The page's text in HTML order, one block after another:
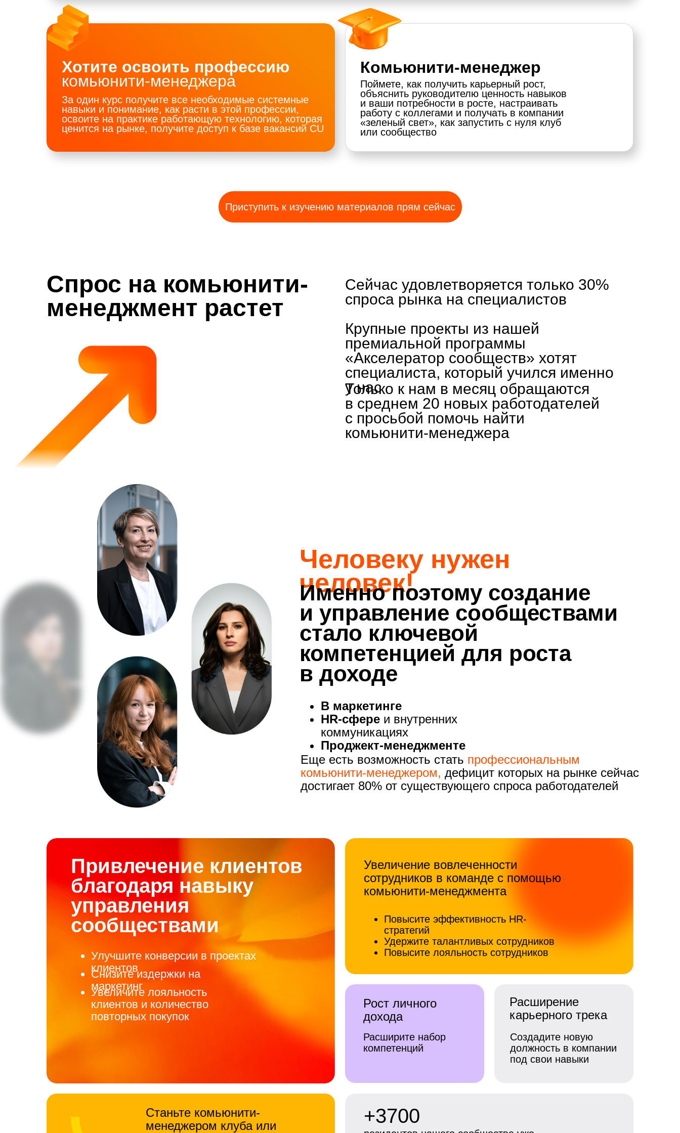
Хотите освоить профессию
комьюнити-менеджера
За один курс получите все необходимые системные
навыки и понимание, как расти в этой профессии,
освоите на практике работающую технологию, которая
ценится на рынке, получите доступ к базе вакансий CU
Комьюнити-менеджер
Поймете, как получить карьерный рост,
объяснить руководителю ценность навыков
и ваши потребности в росте, настраивать
работу с коллегами и получать в компании
«зеленый свет», как запустить с нуля клуб
или сообщество
Приступить к изучению материалов прям сейчас
Спрос на комьюнити-
менеджмент растет
Сейчас удовлетворяется только 30%
спроса рынка на специалистов
Крупные проекты из нашей
премиальной программы
«Акселератор сообществ» хотят
специалиста, который учился именно
у нас
Только к нам в месяц обращаются
в среднем 20 новых работодателей
с просьбой помочь найти
комьюнити-менеджера
Человеку нужен
человек!
В маркетинге
HR-сфере и внутренних
коммуникациях
Проджект-менеджменте
Еще есть возможность стать профессиональным
комьюнити-менеджером, дефицит которых на рынке сейчас
достигает 80% от существующего спроса работодателей
Именно поэтому создание
и управление сообществами
стало ключевой
компетенцией для роста
в доходе
Увеличение вовлеченности
сотрудников в команде с помощью
комьюнити-менеджмента
Привлечение клиентов
благодаря навыку
управления
сообществами
Создадите новую
должность в компании
под свои навыки
Расширение
карьерного трека
Улучшите конверсии в проектах
клиентов
Снизите издержки на
маркетинг
Повысите эффективность HR-
стратегий
Удержите талантливых сотрудников
Повысите лояльность сотрудников
Увеличите лояльность
клиентов и количество
повторных покупок
Рост личного
дохода
Расширите набор
компетенций
Станьте комьюнити-
менеджером клуба или
+3700